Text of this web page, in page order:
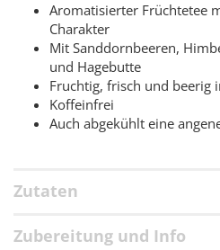
Aromatisierter Früchtetee
Charakter
Mit Sanddornbeeren,
und Hagebutte
Fruchtig, frisch und beerig
Koffeinfrei
Auch abgekühlt eine
Zutaten
Zubereitung und Info